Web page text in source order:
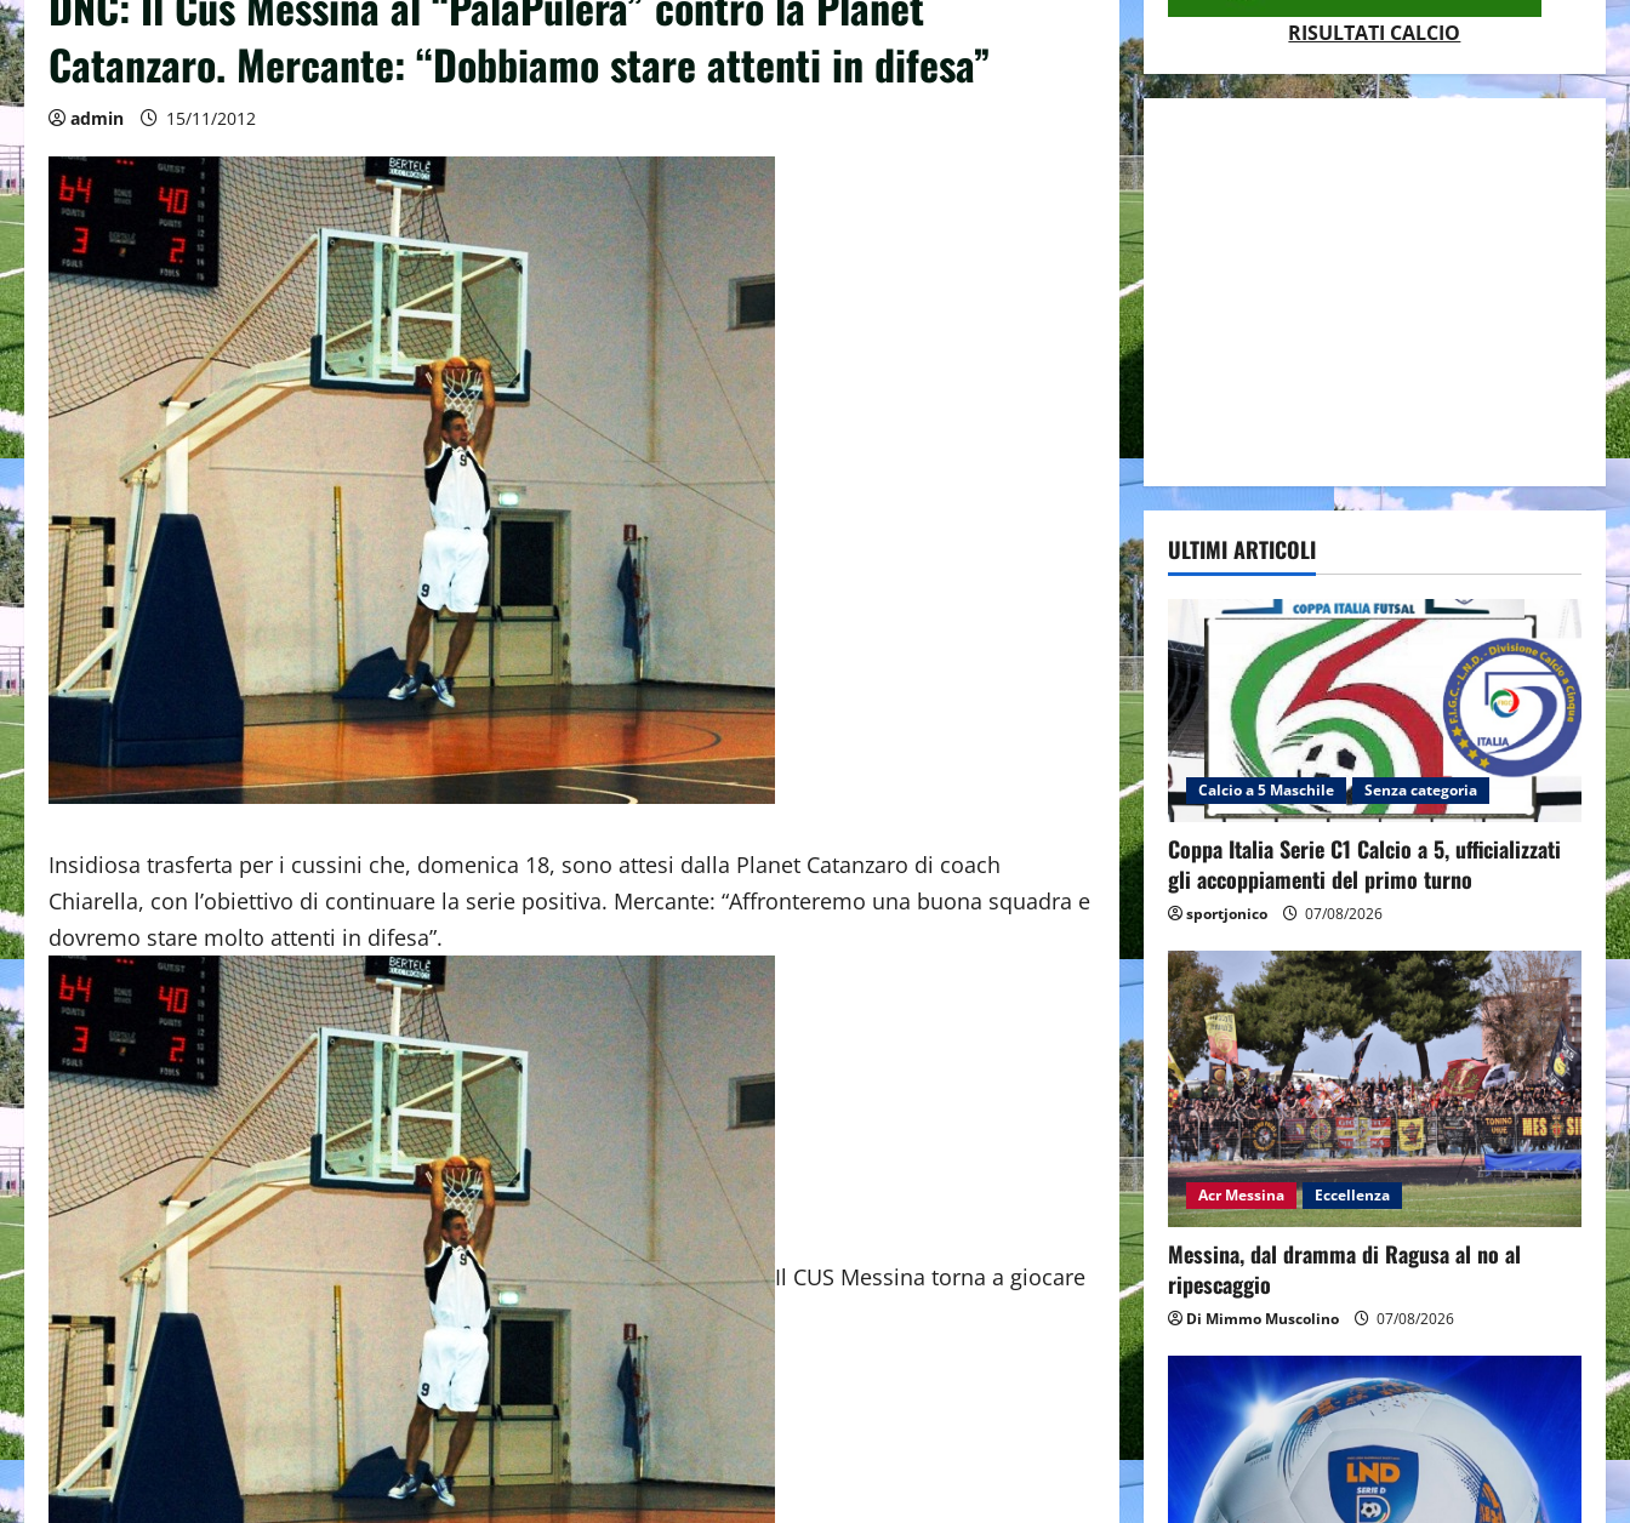
Catanzaro. Mercante: “Dobbiamo stare attenti in difesa”
admin 15/11/2012
Insidiosa trasferta per i cussini che, domenica 18, sono attesi dalla Planet Catanzaro di coach
Chiarella, con l’obiettivo di continuare la serie positiva. Mercante: “Affronteremo una buona squadra e
dovremo stare molto attenti in difesa”.
Il CUS Messina torna a giocare
RISULTATI CALCIO
ULTIMI ARTICOLI
Calcio a 5 Maschile Senza categoria
Coppa Italia Serie C1 Calcio a 5, ufficializzati
gli accoppiamenti del primo turno
sportjonico 07/08/2026
Acr Messina Eccellenza
Messina, dal dramma di Ragusa al no al
ripescaggio
Di Mimmo Muscolino 07/08/2026